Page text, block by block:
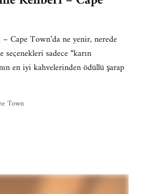
Cape Town’da ne yenir, nerede
sadece “karın
en iyi kahvelerinden ödüllü şarap
Town